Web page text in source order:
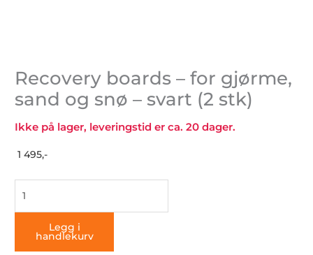
Recovery boards – for gjørme,
sand og snø – svart (2 stk)
Ikke på lager, leveringstid er ca. 20 dager.
1 495,-
Legg i
handlekurv